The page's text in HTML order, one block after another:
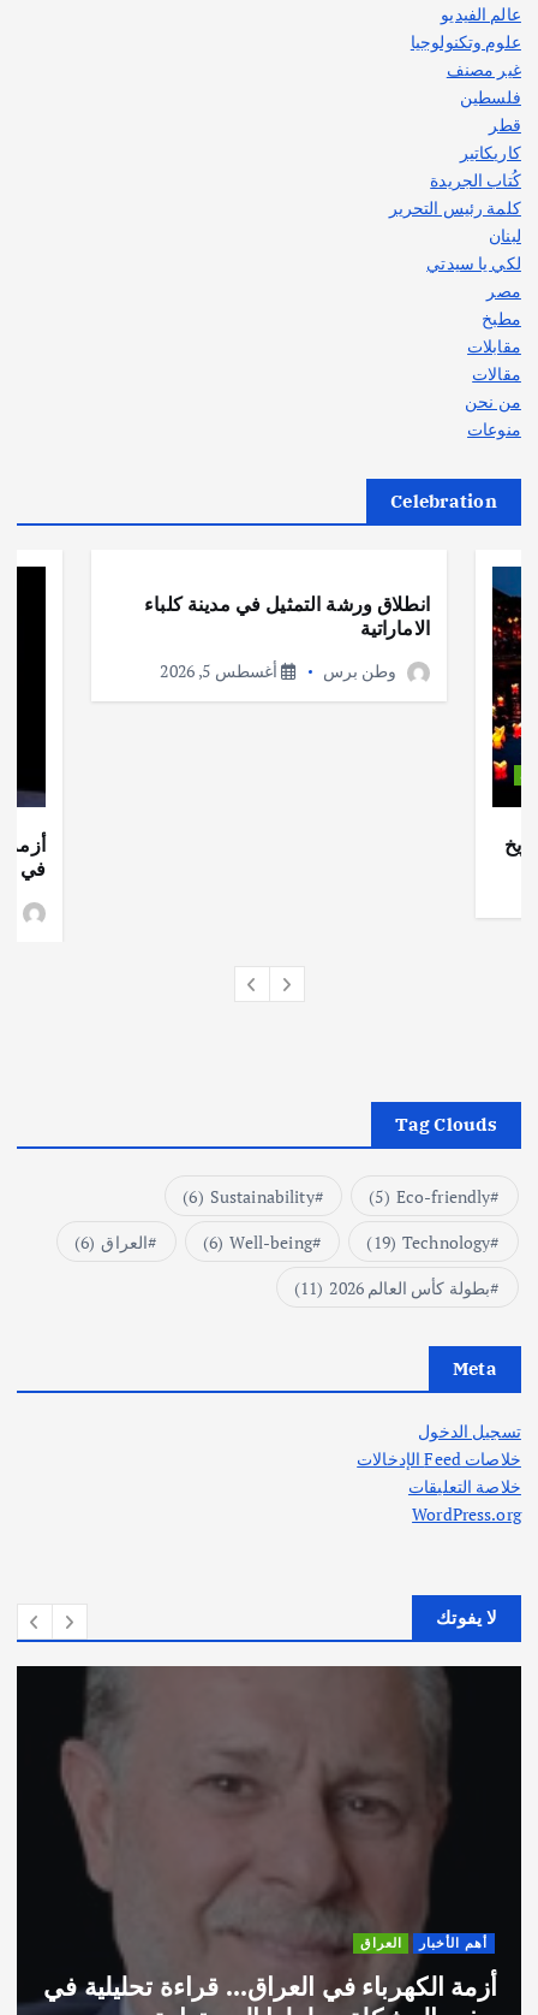
عالم الفيديو
علوم وتكنولوجيا
غير مصنف
فلسطين
قطر
كاريكاتير
كُتاب الجريدة
كلمة رئيس التحرير
لبنان
لكي يا سيدتي
مصر
مطبخ
مقابلات
مقالات
من نحن
منوعات
Celebration
انطلاق ورشة التمثيل في مدينة كلباء
الاماراتية
وطن برس أغسطس 5, 2026
أزمة
في
Tag Clouds
Eco-friendly
(5)
Sustainability
(6)
Technology
(19)
Well-being
(6) العراق (6)
بطولة كأس العالم 2026
(11)
Meta
تسجيل الدخول
خلاصات Feed الإدخالات
خلاصة التعليقات
WordPress.org
لا يفوتك
أهم الأخبار ثقافة وفنون
اختتام ورشة السينوغرافيا في مدينة كلباء